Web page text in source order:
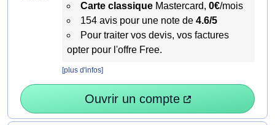
Carte classiqueMastercard, 0€/mois
154 avis pour une note de 4.6/5
Pour traiter vos devis, vos factures
opter pour l'offre Free.
[plus d'infos]
Ouvrir un compte